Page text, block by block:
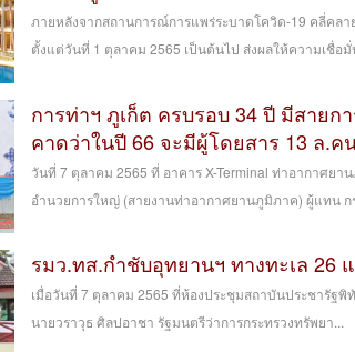
ภายหลังจากสถานการณ์การแพร่ระบาดโควิด-19 คลี่คลา
ตั้งแต่วันที่ 1 ตุลาคม 2565 เป็นต้นไป ส่งผลให้ความเชื่อมั่
การท่าฯ ภูเก็ต ครบรอบ 34 ปี มีสายก
คาดว่าในปี 66 จะมีผู้โดยสาร 13 ล.ค
วันที่ 7 ตุลาคม 2565 ที่ อาคาร X-Terminal ท่าอากาศย
อำนวยการใหญ่ (สายงานท่าอากาศยานภูมิภาค) ผู้แทน ก
รมว.ทส.กำชับอุทยานฯ ทางทะเล 26
เมื่อวันที่ 7 ตุลาคม 2565 ที่ห้องประชุมสถาบันประชารัฐพิ
นายวราวุธ ศิลปอาชา รัฐมนตรีว่าการกระทรวงทรัพยา...